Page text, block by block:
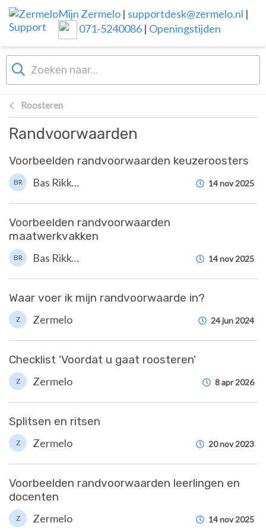
Overslaan naar hoofdinhoud
Mijn Zermelo | supportdesk@zermelo.nl |
071-5240086 | Openingstijden
Roosteren
Randvoorwaarden
Voorbeelden randvoorwaarden keuzeroosters
BR Bas Rikkerink 14 nov 2025
Voorbeelden randvoorwaarden
maatwerkvakken
BR Bas Rikkerink 14 nov 2025
Waar voer ik mijn randvoorwaarde in?
Z Zermelo 24 jun 2024
Checklist 'Voordat u gaat roosteren'
Z Zermelo 8 apr 2026
Splitsen en ritsen
Z Zermelo 20 nov 2023
Voorbeelden randvoorwaarden leerlingen en
docenten
Z Zermelo 14 nov 2025